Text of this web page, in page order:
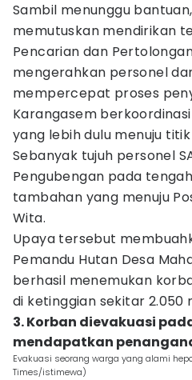
Sambil menunggu
memutuskan mendirikan
Pencarian dan
mengerahkan personel
mempercepat proses
Karangasem
yang lebih dulu menuju
Sebanyak tujuh personel
Pengubengan pada
tambahan yang menuju
Wita.
Upaya tersebut
Pemandu Hutan Desa
berhasil menemukan
di ketinggian sekitar 2.050
3. Korban dievakuasi
mendapatkan
Evakuasi seorang warga yang alami
Times/istimewa)